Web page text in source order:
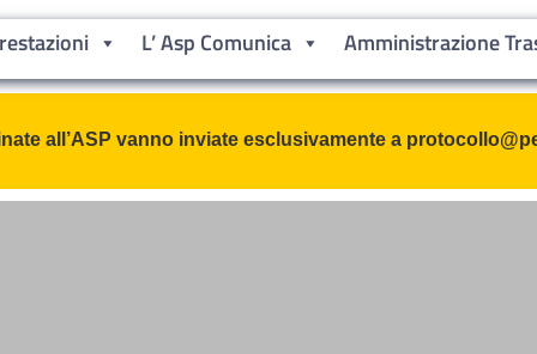
L’ Asp Comunica Amministrazione
all’ASP vanno inviate esclusivamente a